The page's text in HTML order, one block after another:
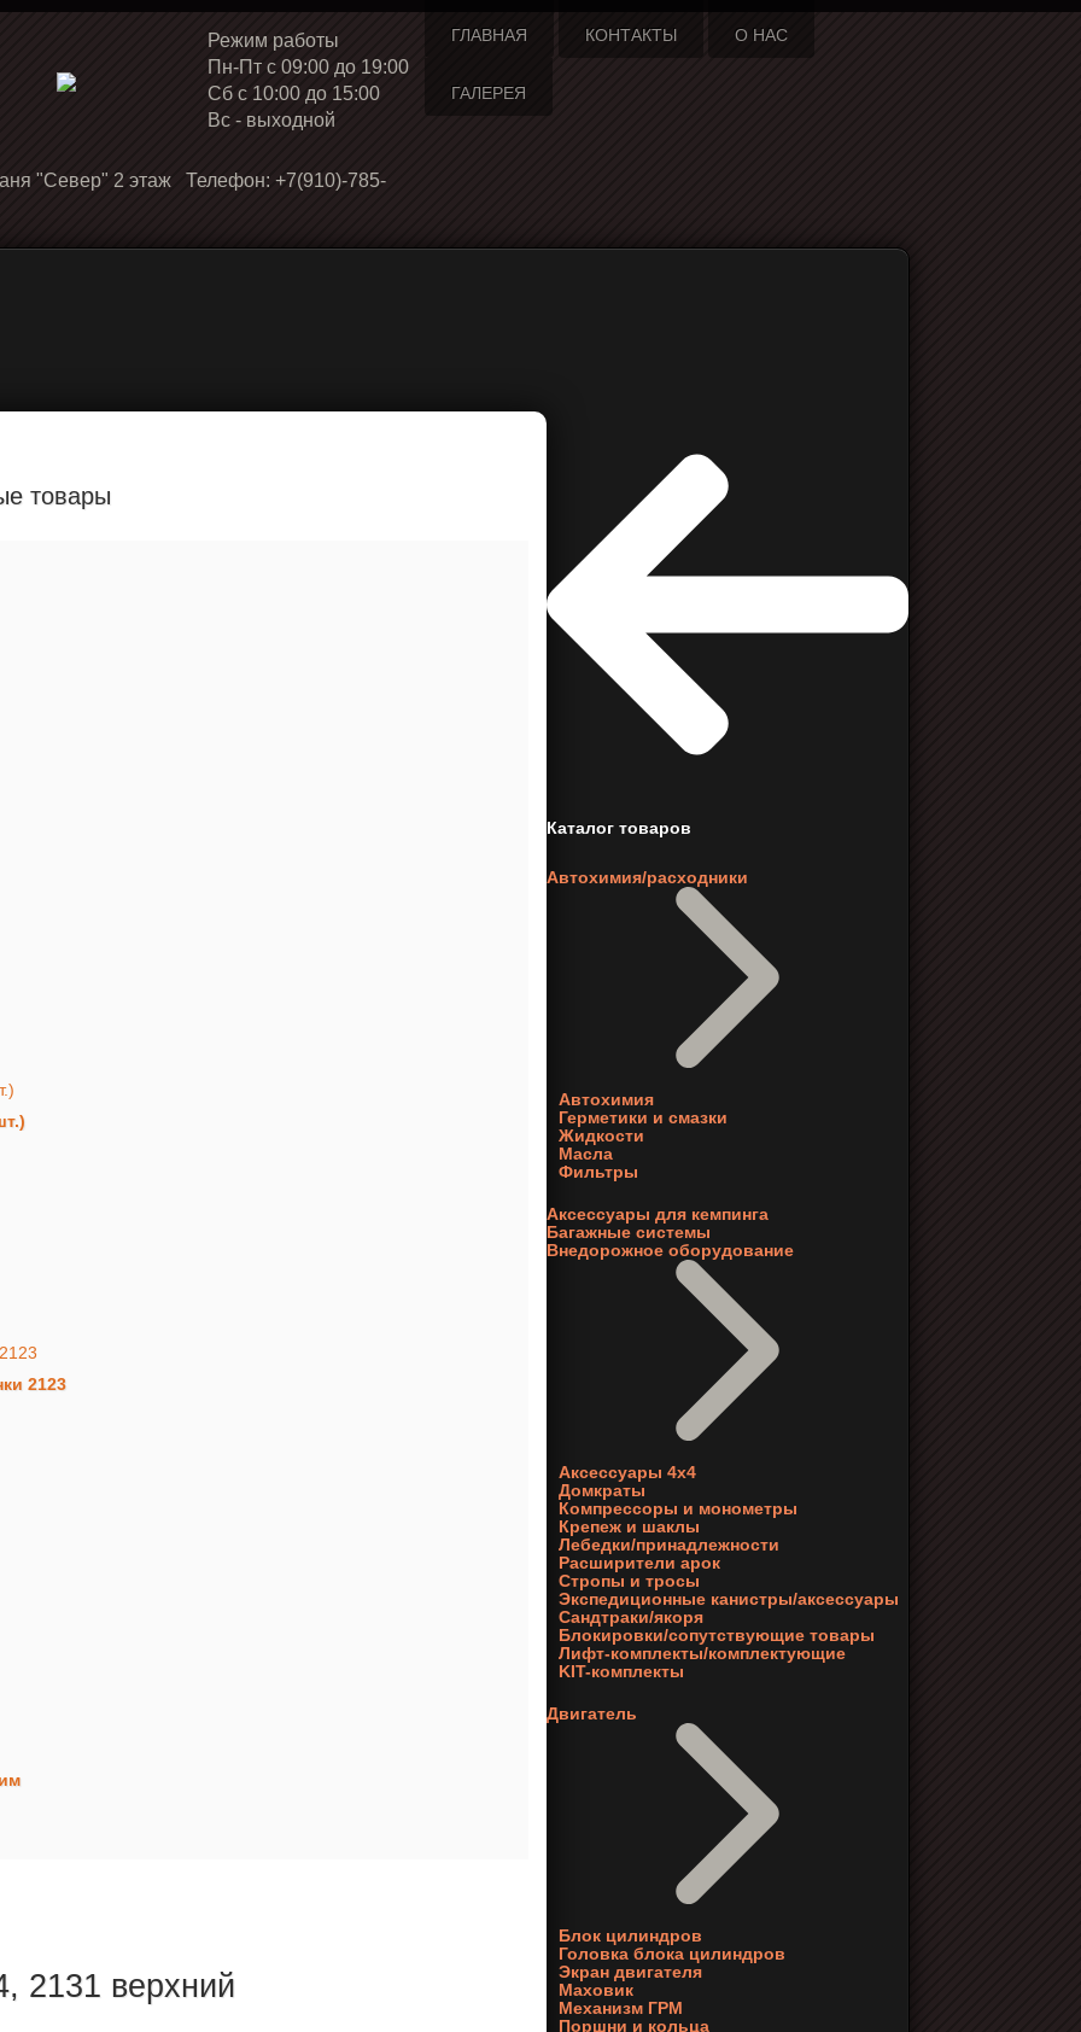
Режим работы
Пн-Пт с 09:00 до 19:00
Cб с 10:00 до 15:00
Вс - выходной
"Север" 2 этаж Телефон: +7(910)-785-
ГЛАВНАЯ КОНТАКТЫ О НАС
ГАЛЕРЕЯ
товары
2123
2131 верхний
Каталог товаров
Автохимия/расходники
Автохимия
Герметики и смазки
Жидкости
Масла
Фильтры
Аксессуары для кемпинга
Багажные системы
Внедорожное оборудование
Аксессуары 4х4
Домкраты
Компрессоры и монометры
Крепеж и шаклы
Лебедки/принадлежности
Расширители арок
Стропы и тросы
Экспедиционные канистры/аксессуары
Сандтраки/якоря
Блокировки/сопутствующие товары
Лифт-комплекты/комплектующие
KIT-комплекты
Двигатель
Блок цилиндров
Головка блока цилиндров
Экран двигателя
Маховик
Механизм ГРМ
Поршни и кольца